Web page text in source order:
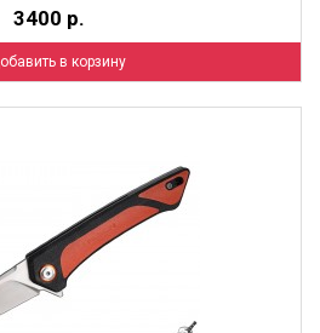
3400 р.
в корзину